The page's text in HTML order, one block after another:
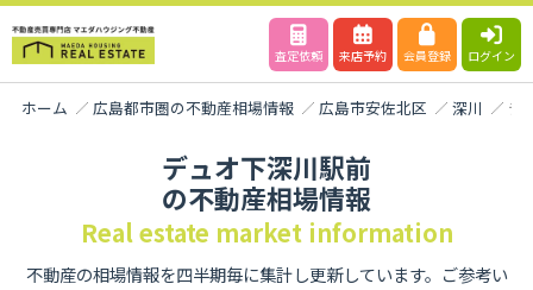
査定依頼 来店予約 会員登録 ログイン
ホーム 広島都市圏の不動産相場情報 広島市安佐北区 深川 デ
デュオ下深川駅前
の不動産相場情報
Real estate market information
不動産の相場情報を四半期毎に集計し更新しています。ご参考い